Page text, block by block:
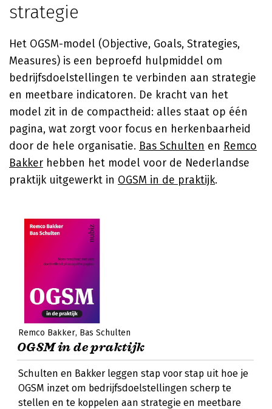
strategie
Het OGSM-model (Objective, Goals, Strategies,
Measures) is een beproefd hulpmiddel om
bedrijfsdoelstellingen te verbinden aan strategie
en meetbare indicatoren. De kracht van het
model zit in de compactheid: alles staat op één
pagina, wat zorgt voor focus en herkenbaarheid
door de hele organisatie. Bas Schulten en Remco
Bakker hebben het model voor de Nederlandse
praktijk uitgewerkt in OGSM in de praktijk.
Remco Bakker Bas Schulten
OGSM in de praktijk
Schulten en Bakker leggen stap voor stap uit hoe je
OGSM inzet om bedrijfsdoelstellingen scherp te
stellen en te koppelen aan strategie en meetbare